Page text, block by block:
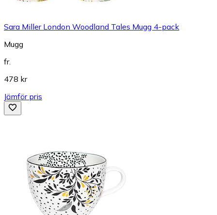
Sara Miller London Woodland Tales Mugg 4-pack
Mugg
fr.
478 kr
Jämför pris